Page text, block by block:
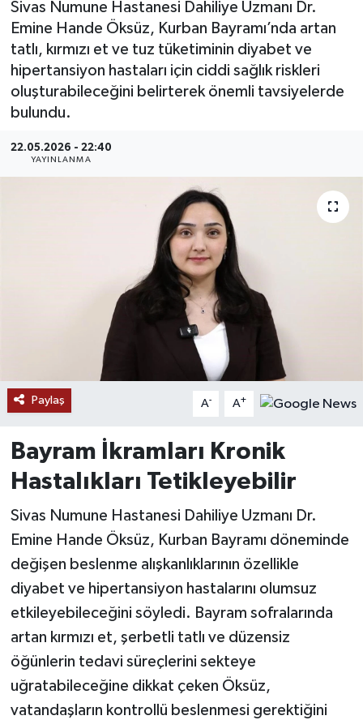
Sivas Numune Hastanesi Dahiliye Uzmanı Dr.
Emine Hande Öksüz, Kurban Bayramı’nda artan
tatlı, kırmızı et ve tuz tüketiminin diyabet ve
hipertansiyon hastaları için ciddi sağlık riskleri
oluşturabileceğini belirterek önemli tavsiyelerde
bulundu.
22.05.2026 - 22:40
YAYINLANMA
Paylaş A- A+
Bayram İkramları Kronik
Hastalıkları Tetikleyebilir
Sivas Numune Hastanesi Dahiliye Uzmanı Dr.
Emine Hande Öksüz, Kurban Bayramı döneminde
değişen beslenme alışkanlıklarının özellikle
diyabet ve hipertansiyon hastalarını olumsuz
etkileyebileceğini söyledi. Bayram sofralarında
artan kırmızı et, şerbetli tatlı ve düzensiz
öğünlerin tedavi süreçlerini sekteye
uğratabileceğine dikkat çeken Öksüz,
vatandaşların kontrollü beslenmesi gerektiğini
MAGAZİN
ÖZEL HABER
RESMİ İLANLAR
SAĞLIK
SOSYAL YARDIMLAR
SPONSORLU YAZI
TEKNOLOJİ
YAŞAM